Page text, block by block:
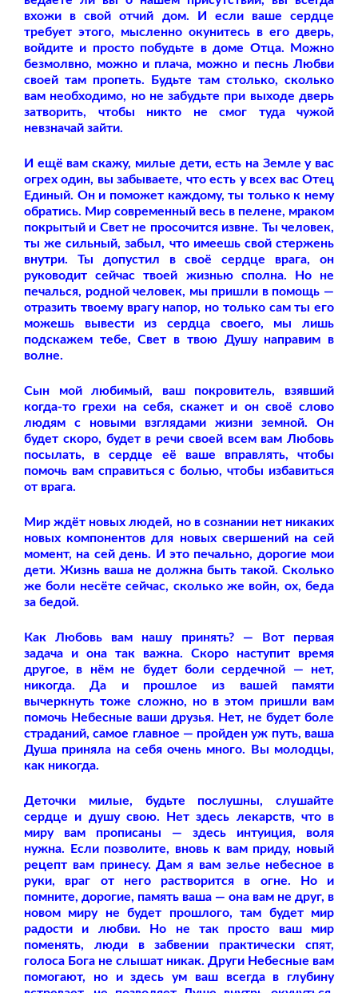
вхожи в свой отчий дом. И если ваше сердце
требует этого, мысленно окунитесь в его дверь,
войдите и просто побудьте в доме Отца. Можно
безмолвно, можно и плача, можно и песнь Любви
своей там пропеть. Будьте там столько, сколько
вам необходимо, но не забудьте при выходе дверь
затворить, чтобы никто не смог туда чужой
невзначай зайти.
И ещё вам скажу, милые дети, есть на Земле у вас
огрех один, вы забываете, что есть у всех вас Отец
Единый. Он и поможет каждому, ты только к нему
обратись. Мир современный весь в пелене, мраком
покрытый и Свет не просочится извне. Ты человек,
ты же сильный, забыл, что имеешь свой стержень
внутри. Ты допустил в своё сердце врага, он
руководит сейчас твоей жизнью сполна. Но не
печалься, родной человек, мы пришли в помощь —
отразить твоему врагу напор, но только сам ты его
можешь вывести из сердца своего, мы лишь
подскажем тебе, Свет в твою Душу направим в
волне.
Сын мой любимый, ваш покровитель, взявший
когда-то грехи на себя, скажет и он своё слово
людям с новыми взглядами жизни земной. Он
будет скоро, будет в речи своей всем вам Любовь
посылать, в сердце её ваше вправлять, чтобы
помочь вам справиться с болью, чтобы избавиться
от врага.
Мир ждёт новых людей, но в сознании нет никаких
новых компонентов для новых свершений на сей
момент, на сей день. И это печально, дорогие мои
дети. Жизнь ваша не должна быть такой. Сколько
же боли несёте сейчас, сколько же войн, ох, беда
за бедой.
Как Любовь вам нашу принять? — Вот первая
задача и она так важна. Скоро наступит время
другое, в нём не будет боли сердечной — нет,
никогда. Да и прошлое из вашей памяти
вычеркнуть тоже сложно, но в этом пришли вам
помочь Небесные ваши друзья. Нет, не будет боле
страданий, самое главное — пройден уж путь, ваша
Душа приняла на себя очень много. Вы молодцы,
как никогда.
Деточки милые, будьте послушны, слушайте
сердце и душу свою. Нет здесь лекарств, что в
миру вам прописаны — здесь интуиция, воля
нужна. Если позволите, вновь к вам приду, новый
рецепт вам принесу. Дам я вам зелье небесное в
руки, враг от него растворится в огне. Но и
помните, дорогие, память ваша — она вам не друг, в
новом миру не будет прошлого, там будет мир
радости и любви. Но не так просто ваш мир
поменять, люди в забвении практически спят,
голоса Бога не слышат никак. Други Небесные вам
помогают, но и здесь ум ваш всегда в глубину